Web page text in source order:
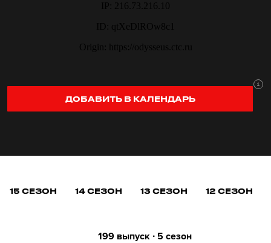
ДОБАВИТЬ В КАЛЕНДАРЬ
15 СЕЗОН 14 СЕЗОН 13 СЕЗОН 12 СЕЗОН
199 выпуск ∙ 5 сезон